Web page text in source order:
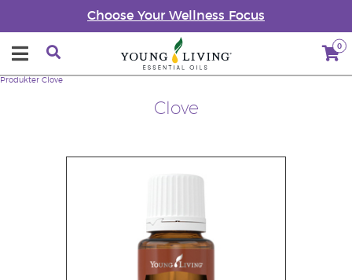
Choose Your Wellness Focus
0
Clove
Produkter Clove